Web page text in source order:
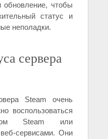
обновление, чтобы
статус и
неполадки.
сервера
Steam очень
воспользоваться
Steam или
сервисами. Они